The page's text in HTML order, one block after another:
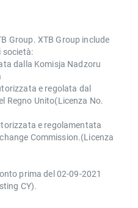
Group. XTB Group include
società:
dalla Komisja Nadzoru
e regolata dal
Regno Unito(Licenza No.
e regolamentata
Commission.(Licenza
prima del 02-09-2021
CY).